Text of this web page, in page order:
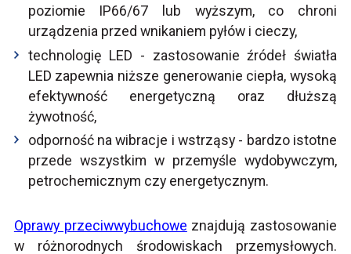
poziomie IP66/67 lub wyższym, co chroni
urządzenia przed wnikaniem pyłów i cieczy,
technologię LED - zastosowanie źródeł światła
LED zapewnia niższe generowanie ciepła, wysoką
efektywność energetyczną oraz dłuższą
żywotność,
odporność na wibracje i wstrząsy - bardzo istotne
przede wszystkim w przemyśle wydobywczym,
petrochemicznym czy energetycznym.
Oprawy przeciwwybuchowe znajdują zastosowanie
w różnorodnych środowiskach przemysłowych.